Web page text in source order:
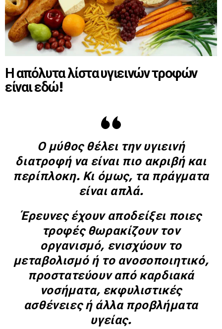
Η απόλυτα λίστα υγιεινών τροφών
είναι εδώ!
Ο μύθος θέλει την υγιεινή
διατροφή να είναι πιο ακριβή και
περίπλοκη. Κι όμως, τα πράγματα
είναι απλά.
Έρευνες έχουν αποδείξει ποιες
τροφές θωρακίζουν τον
οργανισμό, ενισχύουν το
μεταβολισμό ή το ανοσοποιητικό,
προστατεύουν από καρδιακά
νοσήματα, εκφυλιστικές
ασθένειες ή άλλα προβλήματα
υγείας.